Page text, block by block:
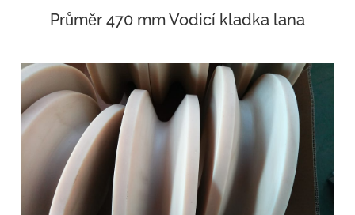
Průměr 470 mm Vodicí kladka lana